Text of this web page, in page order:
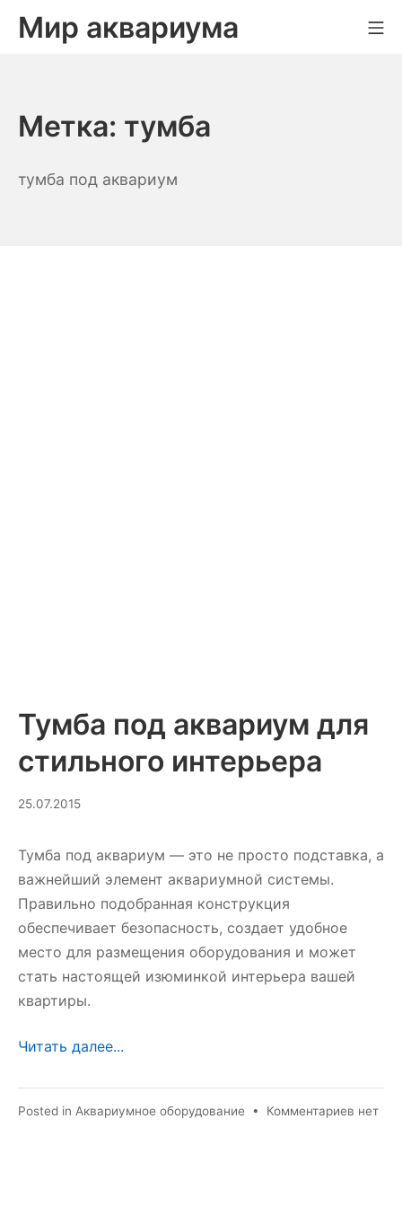
Мир аквариума
Метка: тумба
тумба под аквариум
Тумба под аквариум для
стильного интерьера
25.07.201529.07.2026
Тумба под аквариум — это не просто подставка, а
важнейший элемент аквариумной системы.
Правильно подобранная конструкция
обеспечивает безопасность, создает удобное
место для размещения оборудования и может
стать настоящей изюминкой интерьера вашей
квартиры.
Читать далее...
Posted in Аквариумное оборудование • Комментариев кнет